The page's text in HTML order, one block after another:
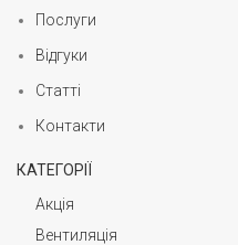
Послуги
Відгуки
Статті
Контакти
КАТЕГОРІЇ
Акція
Вентиляція